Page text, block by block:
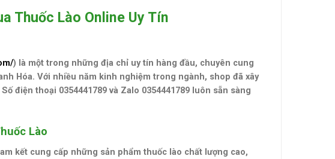
Thuốc Lào Online Uy Tín
) là một trong những địa chỉ uy tín hàng đầu, chuyên cung
Hóa. Với nhiều năm kinh nghiệm trong ngành, shop đã xây
điện thoại 0354441789 và Zalo 0354441789 luôn sẵn sàng
Lào
kết cung cấp những sản phẩm thuốc lào chất lượng cao,